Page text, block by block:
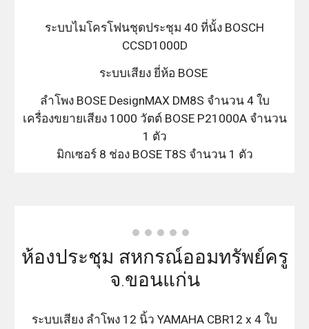
ระบบไมโครโฟนชุดประชุม 40 ที่นั้ง BOSCH
CCSD1000D
ระบบเสียง ยี่ห้อ BOSE
ลำโพง BOSE DesignMAX DM8S จำนวน 4 ใบ
เครื่องขยายเสียง 1000 วัตต์ BOSE P21000A จำนวน
1 ตัว
มิกเซอร์ 8 ช่อง BOSE T8S จำนวน 1 ตัว
ห้องประชุม สหกรณ์ออมทรัพย์ครู
จ.ขอนแก่น
ระบบเสียง ลำโพง 12 นิ้ว YAMAHA CBR12 x 4 ใบ